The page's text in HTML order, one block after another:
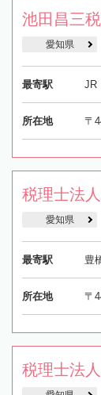
池田昌三
愛知県
最寄駅 JR
所在地 〒
税理士法
愛知県
最寄駅 豊
所在地 〒
税理士法